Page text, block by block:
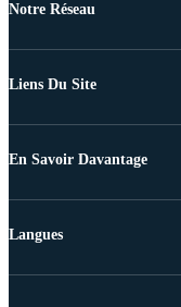
Notre Réseau
Liens Du Site
En Savoir Davantage
Langues